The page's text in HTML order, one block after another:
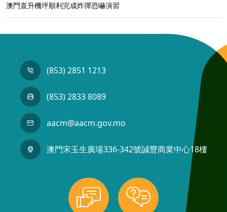
澳門直升機坪順利完成炸彈恐嚇演習
(853) 2851 1213
(853) 2833 8089
aacm@aacm.gov.mo
澳門宋玉生廣場336-342號誠豐商業中心18樓